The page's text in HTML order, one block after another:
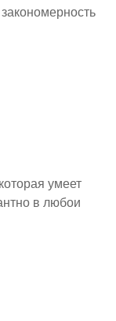
умеет
в любои